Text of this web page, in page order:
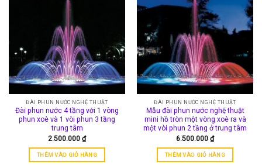
ĐÀI PHUN NƯỚC NGHỆ THUẬT
Đài phun nước 4 tầng với 1 vòng
phun xoè và 1 vòi phun 3 tầng
trung tâm
2.500.000 ₫
THÊM VÀO GIỎ HÀNG
ĐÀI PHUN NƯỚC NGHỆ THUẬT
Mẫu đài phun nước nghệ thuật
mini hồ tròn một vòng xoè ra và
một vòi phun 2 tầng ở trung tâm
6.500.000 ₫
THÊM VÀO GIỎ HÀNG